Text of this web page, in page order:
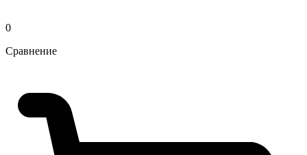
0
Сравнение